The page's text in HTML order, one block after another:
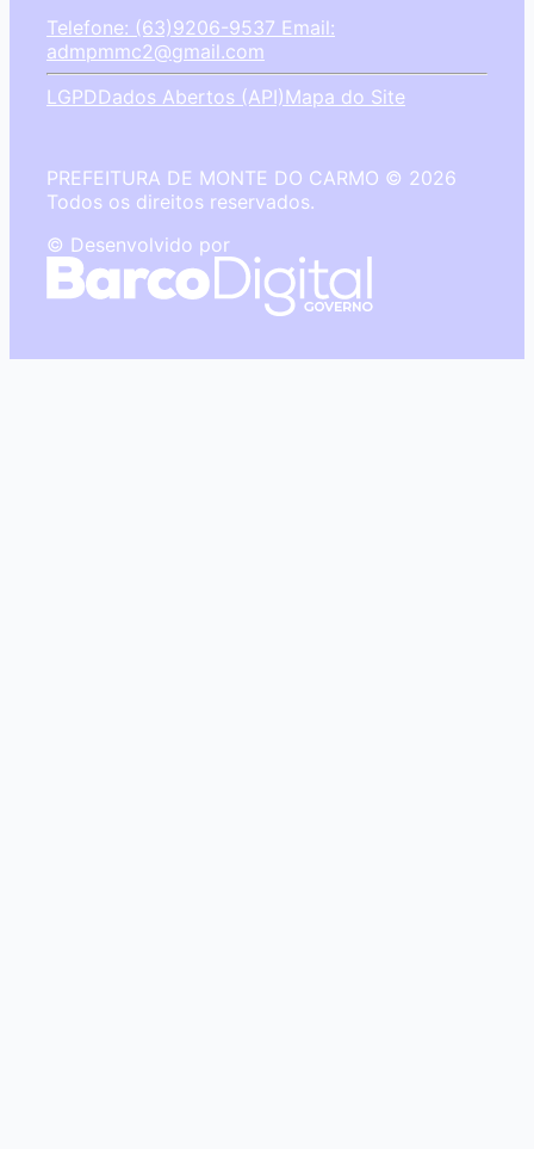
Telefone: (63)9206-9537 Email:
admpmmc2@gmail.com
LGPDDados Abertos (API)Mapa do Site
PREFEITURA DE MONTE DO CARMO © 2026
Todos os direitos reservados.
© Desenvolvido por